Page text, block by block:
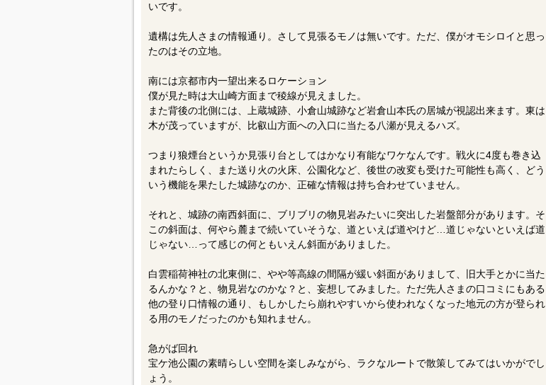
いです。
遺構は先人さまの情報通り。さして見張るモノは無いです。ただ、僕がオモシロイと思っ
たのはその立地。
南には京都市内一望出来るロケーション
僕が見た時は大山崎方面まで稜線が見えました。
また背後の北側には、上蔵城跡、小倉山城跡など岩倉山本氏の居城が視認出来ます。東は
木が茂っていますが、比叡山方面への入口に当たる八瀬が見えるハズ。
つまり狼煙台というか見張り台としてはかなり有能なワケなんです。戦火に4度も巻き込
まれたらしく、また送り火の火床、公園化など、後世の改変も受けた可能性も高く、どう
いう機能を果たした城跡なのか、正確な情報は持ち合わせていません。
それと、城跡の南西斜面に、ブリブリの物見岩みたいに突出した岩盤部分があります。そ
この斜面は、何やら麓まで続いていそうな、道といえば道やけど…道じゃないといえば道
じゃない…って感じの何ともいえん斜面がありました。
白雲稲荷神社の北東側に、やや等高線の間隔が緩い斜面がありまして、旧大手とかに当た
るんかな？と、物見岩なのかな？と、妄想してみました。ただ先人さまの口コミにもある
他の登り口情報の通り、もしかしたら崩れやすいから使われなくなった地元の方が登られ
る用のモノだったのかも知れません。
急がば回れ
宝ケ池公園の素晴らしい空間を楽しみながら、ラクなルートで散策してみてはいかがでし
ょう。